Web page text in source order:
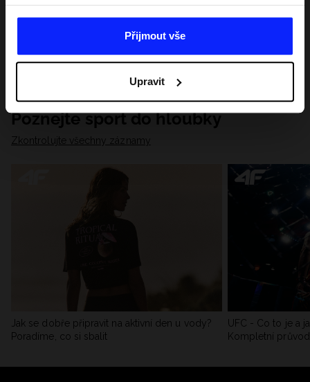
Přijmout vše
Upravit
Poznejte sport do hloubky
Zkontrolujte všechny záznamy
Jak se dobře připravit na aktivní den u vody?
Poradíme, co si sbalit
UFC - Co to je a
Kompletní